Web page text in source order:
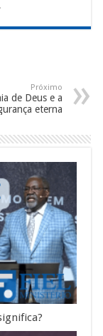
Próximo
de Deus e a
eterna